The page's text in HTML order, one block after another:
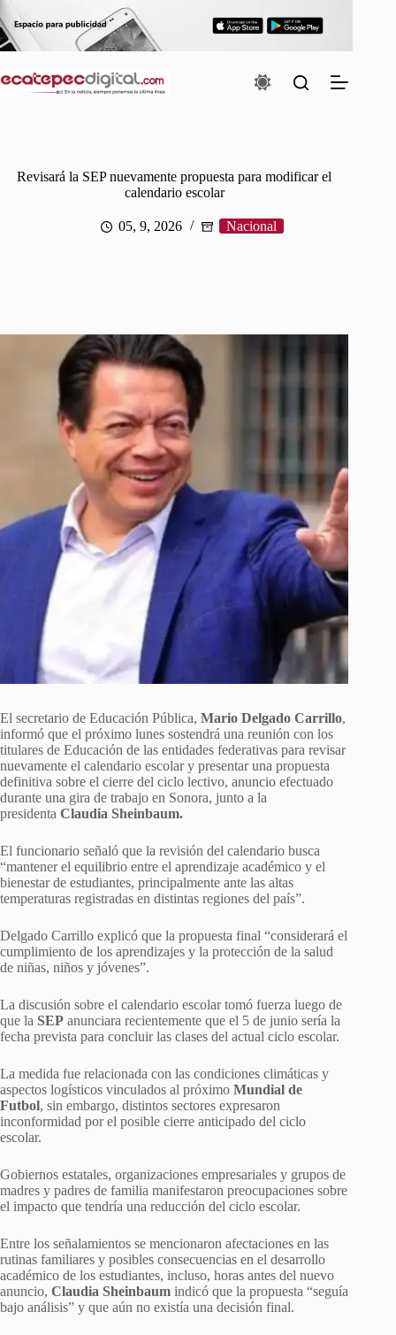
al
contenido
Revisará la SEP nuevamente propuesta para modificar el
calendario escolar
05, 9, 2026 Nacional
El secretario de Educación Pública, Mario Delgado Carrillo,
informó que el próximo lunes sostendrá una reunión con los
titulares de Educación de las entidades federativas para revisar
nuevamente el calendario escolar y presentar una propuesta
definitiva sobre el cierre del ciclo lectivo, anuncio efectuado
durante una gira de trabajo en Sonora, junto a la
presidenta Claudia Sheinbaum.
El funcionario señaló que la revisión del calendario busca
“mantener el equilibrio entre el aprendizaje académico y el
bienestar de estudiantes, principalmente ante las altas
temperaturas registradas en distintas regiones del país”.
Delgado Carrillo explicó que la propuesta final “considerará el
cumplimiento de los aprendizajes y la protección de la salud
de niñas, niños y jóvenes”.
La discusión sobre el calendario escolar tomó fuerza luego de
que la SEP anunciara recientemente que el 5 de junio sería la
fecha prevista para concluir las clases del actual ciclo escolar.
La medida fue relacionada con las condiciones climáticas y
aspectos logísticos vinculados al próximo Mundial de
Futbol, sin embargo, distintos sectores expresaron
inconformidad por el posible cierre anticipado del ciclo
escolar.
Gobiernos estatales, organizaciones empresariales y grupos de
madres y padres de familia manifestaron preocupaciones sobre
el impacto que tendría una reducción del ciclo escolar.
Entre los señalamientos se mencionaron afectaciones en las
rutinas familiares y posibles consecuencias en el desarrollo
académico de los estudiantes, incluso, horas antes del nuevo
anuncio, Claudia Sheinbaum indicó que la propuesta “seguía
bajo análisis” y que aún no existía una decisión final.